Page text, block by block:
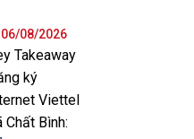
06/08/2026
Takeaway
ký
Viettel
Chất Bình: